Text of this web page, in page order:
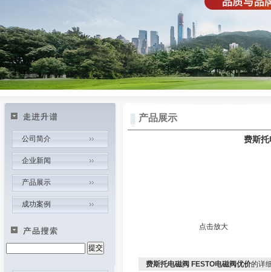
公司简介
企业新闻
产品展示
成功案例
产品展示
费斯
点击放大
费斯托电磁阀 FESTO电磁阀优价的详